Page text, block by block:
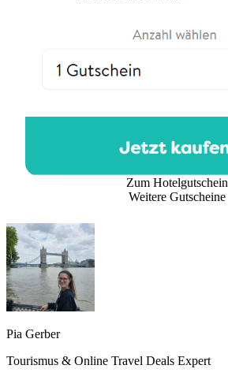
Zum Hotelgutschein
Weitere Gutscheine
Pia Gerber
Tourismus & Online Travel Deals Expert